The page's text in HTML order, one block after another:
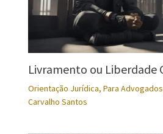
Livramento ou Liberdade
Orientação Jurídica, Para Advogados
Carvalho Santos